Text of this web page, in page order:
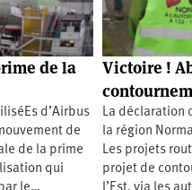
de la
d’Airbus
de
de la prime
qui
Victoire !
La déclaration
la région
Les projets
projet de